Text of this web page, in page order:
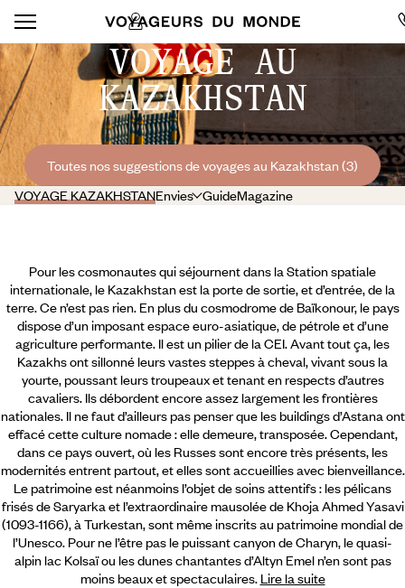
VOYAGE AU
KAZAKHSTAN
Toutes nos suggestions de voyages au Kazakhstan (3)
VOYAGE KAZAKHSTANEnvies GuideMagazine
Pour les cosmonautes qui séjournent dans la Station spatiale
internationale, le Kazakhstan est la porte de sortie, et d’entrée, de la
terre. Ce n’est pas rien. En plus du cosmodrome de Baïkonour, le pays
dispose d’un imposant espace euro-asiatique, de pétrole et d’une
agriculture performante. Il est un pilier de la CEI. Avant tout ça, les
Kazakhs ont sillonné leurs vastes steppes à cheval, vivant sous la
yourte, poussant leurs troupeaux et tenant en respects d’autres
cavaliers. Ils débordent encore assez largement les frontières
nationales. Il ne faut d’ailleurs pas penser que les buildings d’Astana ont
effacé cette culture nomade :elle demeure, transposée. Cependant,
dans ce pays ouvert, où les Russes sont encore très présents, les
modernités entrent partout, et elles sont accueillies avec bienveillance.
Le patrimoine est néanmoins l’objet de soins attentifs : les pélicans
frisés de Saryarka et l’extraordinaire mausolée de Khoja Ahmed Yasavi
(1093-1166), à Turkestan, sont même inscrits au patrimoine mondial de
l’Unesco. Pour ne l’être pas le puissant canyon de Charyn, le quasi-
alpin lac Kolsaï ou les dunes chantantes d’Altyn Emel n’en sont pas
moins beaux et spectaculaires. Lire la suite